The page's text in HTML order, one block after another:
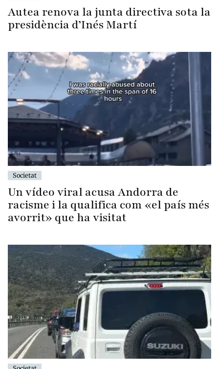
Autea renova la junta directiva sota la
presidència d’Inés Martí
Societat
Un vídeo viral acusa Andorra de
racisme i la qualifica com «el país més
avorrit» que ha visitat